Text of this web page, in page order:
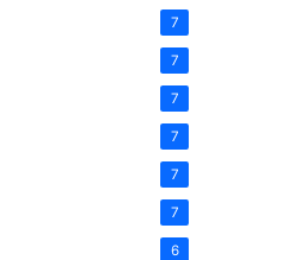
7
7
7
7
7
7
6